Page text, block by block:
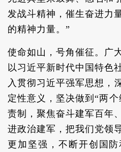
发战斗精神，催生奋进力
的精神力量。”
使命如山，号角催征。广
以习近平新时代中国特色
入贯彻习近平强军思想，
定性意义，坚决做到“两
责制，聚焦奋斗建军百年
进政治建军，把我们党领
更加坚强，不断开创国